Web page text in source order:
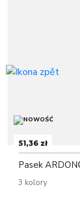
51,36 zł
Pasek
3 kolory